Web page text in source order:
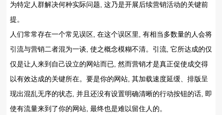
为特定人群解决何种实际问题, 这乃是开展后续营销活动的关键前
提。
人们常常存在一个常见误区, 在这个误区里, 有相当多数量的人会将
引流与营销二者混为一谈, 使之概念模糊不清。引流, 它所达成的仅
仅是让人来到自己设立的网站而已, 然而营销才是真正促使成交得
以有效达成的关键所在。要是你的网站, 其加载速度延缓、排版呈
现出混乱无序的状态, 并且还没有设置明确清晰的行动按钮的话, 即
使有流量来到了你的网站, 最终也是难以留住人的。